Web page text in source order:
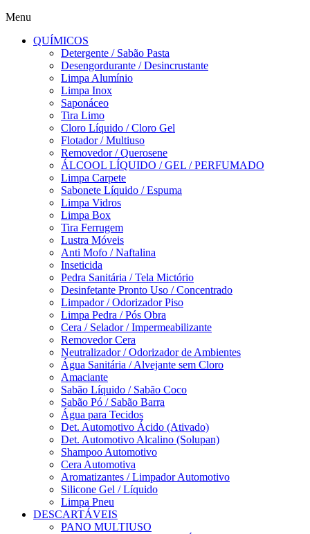
Menu
QUÍMICOS
Detergente / Sabão Pasta
Desengordurante / Desincrustante
Limpa Alumínio
Limpa Inox
Saponáceo
Tira Limo
Cloro Líquido / Cloro Gel
Flotador / Multiuso
Removedor / Querosene
ÁLCOOL LÍQUIDO / GEL / PERFUMADO
Limpa Carpete
Sabonete Líquido / Espuma
Limpa Vidros
Limpa Box
Tira Ferrugem
Lustra Móveis
Anti Mofo / Naftalina
Inseticida
Pedra Sanitária / Tela Mictório
Desinfetante Pronto Uso / Concentrado
Limpador / Odorizador Piso
Limpa Pedra / Pós Obra
Cera / Selador / Impermeabilizante
Removedor Cera
Neutralizador / Odorizador de Ambientes
Água Sanitária / Alvejante sem Cloro
Amaciante
Sabão Líquido / Sabão Coco
Sabão Pó / Sabão Barra
Água para Tecidos
Det. Automotivo Ácido (Ativado)
Det. Automotivo Alcalino (Solupan)
Shampoo Automotivo
Cera Automotiva
Aromatizantes / Limpador Automotivo
Silicone Gel / Líquido
Limpa Pneu
DESCARTÁVEIS
PANO MULTIUSO